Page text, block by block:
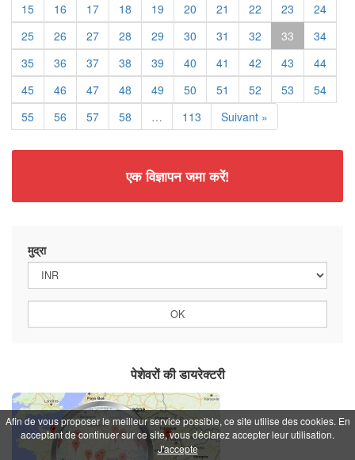
15
16 17 18 19 20 21 22 23
24
25
26 27 28 29 30 31 32 33
34
35
36 37 38 39 40 41 42 43
44
45
46 47 48 49 50 51 52 53
54
55
56 57 58 … 113 Suivant »
एक विज्ञापन जमा करें!
मुद्रा
पेशेवरों की डायरेक्टरी
Afin de vous proposer le meilleur service possible, ce site utilise des cookies. En
acceptant de continuer sur ce site, vous déclarez accepter leur utilisation.
J'accepte